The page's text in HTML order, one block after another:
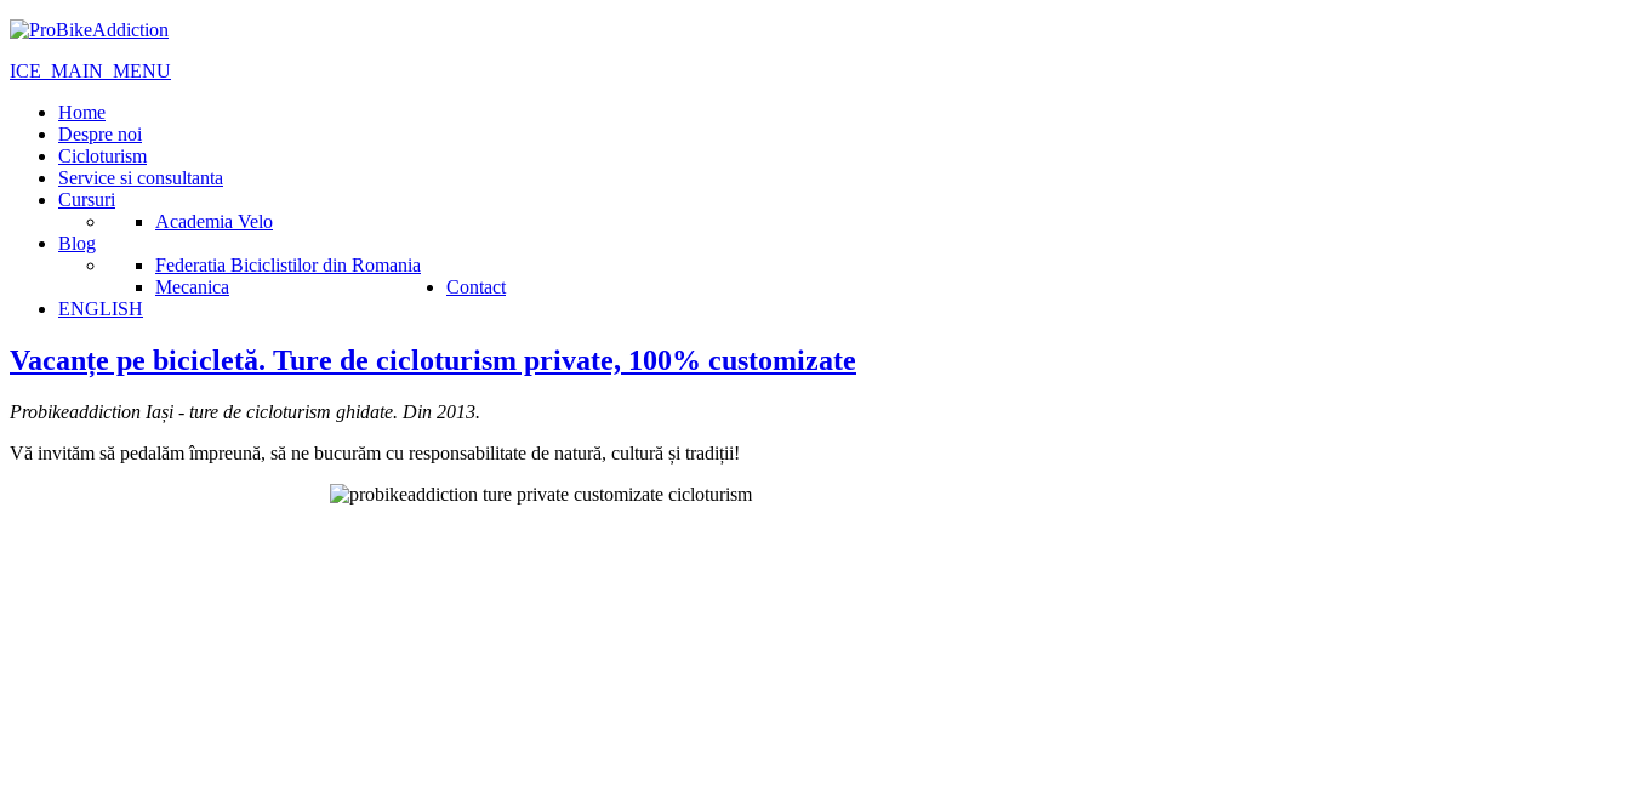
ICE_MAIN_MENU
Home
Despre noi
Cicloturism
Service si consultanta
Cursuri
Academia Velo
Blog
Federatia Biciclistilor din Romania
Mecanica
Contact
ENGLISH
Vacanțe pe bicicletă. Ture de cicloturism private, 100% customizate
Probikeaddiction Iași - ture de cicloturism ghidate. Din 2013.
Vă invităm să pedalăm împreună, să ne bucurăm cu responsabilitate de natură, cultură și tradiții!